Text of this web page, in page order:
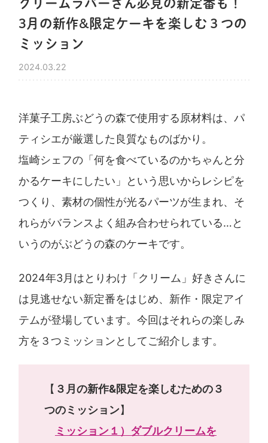
クリームラバーさん必見の新定番も！
3月の新作&限定ケーキを楽しむ３つの
ミッション
2024.03.22
洋菓子工房ぶどうの森で使用する原材料は、パ
ティシエが厳選した良質なものばかり。
塩崎シェフの「何を食べているのかちゃんと分
かるケーキにしたい」という思いからレシピを
つくり、素材の個性が光るパーツが生まれ、そ
れらがバランスよく組み合わせられている…と
いうのがぶどうの森のケーキです。
2024年3月はとりわけ「クリーム」好きさんに
は見逃せない新定番をはじめ、新作・限定アイ
テムが登場しています。今回はそれらの楽しみ
方を３つミッションとしてご紹介します。
【 ３月の新作&限定を楽しむための３
つのミッション】
ミッション１）ダブルクリームを